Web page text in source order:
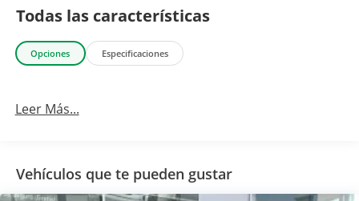
Todas las características
Opciones Especificaciones
Leer Más...
Vehículos que te pueden gustar